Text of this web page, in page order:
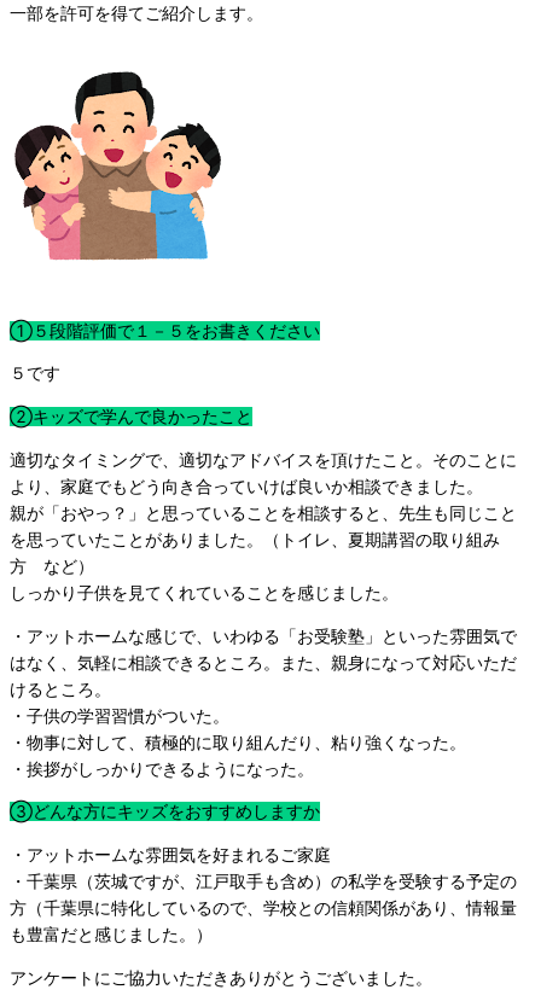
一部を許可を得てご紹介します。
①５段階評価で１－５をお書きください
５です
②キッズで学んで良かったこと
適切なタイミングで、適切なアドバイスを頂けたこと。そのことに
より、家庭でもどう向き合っていけば良いか相談できました。
親が「おやっ？」と思っていることを相談すると、先生も同じこと
を思っていたことがありました。（トイレ、夏期講習の取り組み
方 など）
しっかり子供を見てくれていることを感じました。
・アットホームな感じで、いわゆる「お受験塾」といった雰囲気で
はなく、気軽に相談できるところ。また、親身になって対応いただ
けるところ。
・子供の学習習慣がついた。
・物事に対して、積極的に取り組んだり、粘り強くなった。
・挨拶がしっかりできるようになった。
③どんな方にキッズをおすすめしますか
・アットホームな雰囲気を好まれるご家庭
・千葉県（茨城ですが、江戸取手も含め）の私学を受験する予定の
方（千葉県に特化しているので、学校との信頼関係があり、情報量
も豊富だと感じました。）
アンケートにご協力いただきありがとうございました。